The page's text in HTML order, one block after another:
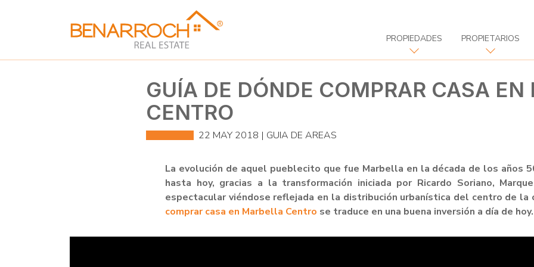
PROPIEDADES PROPIETARIOS
GUÍA DE DÓNDE COMPRAR CASA EN
CENTRO
22 MAY 2018 | GUIA DE AREAS
La evolución de aquel pueblecito que fue Marbella en la década de los años
hasta hoy, gracias a la transformación iniciada por Ricardo Soriano,
espectacular viéndose reflejada en la distribución urbanística del centro de la
comprar casa en Marbella Centro se traduce en una buena inversión a día de hoy.